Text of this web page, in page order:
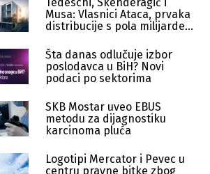
Musa: Vlasnici Ataca, prvaka
distribucije s pola milijarde
Šta danas odlučuje izbor
poslodavca u BiH? Novi
podaci po sektorima
SKB Mostar uveo EBUS
metodu za dijagnostiku
karcinoma pluća
Logotipi Mercator i Pevec u
centru pravne bitke zbog